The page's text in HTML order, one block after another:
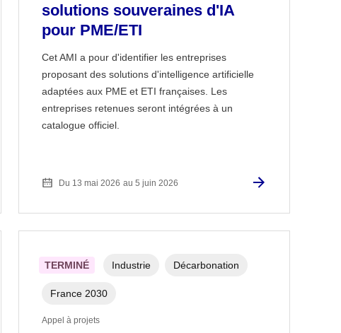
solutions souveraines d'IA
pour PME/ETI
Cet AMI a pour d'identifier les entreprises
proposant des solutions d'intelligence artificielle
adaptées aux PME et ETI françaises. Les
entreprises retenues seront intégrées à un
catalogue officiel.
Du 13 mai 2026 au 5 juin 2026
TERMINÉ Industrie Décarbonation
France 2030
Appel à projets